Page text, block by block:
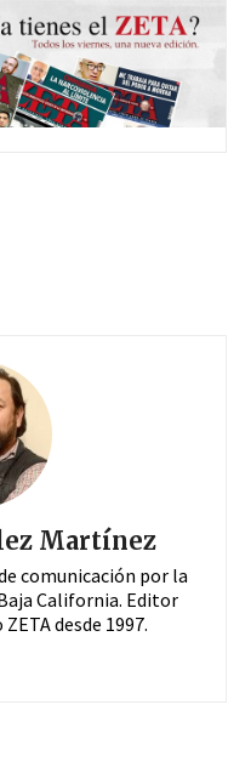
Martínez
comunicación por la
California. Editor
desde 1997.